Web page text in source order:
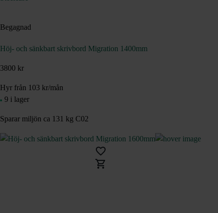
Begagnad
Höj- och sänkbart skrivbord Migration 1400mm
3800 kr
Hyr från 103 kr/mån
9 i lager
Sparar miljön ca 131 kg C02